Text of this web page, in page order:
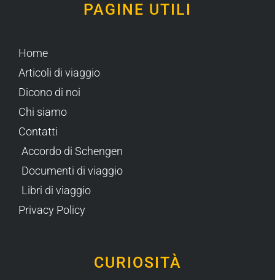
PAGINE UTILI
Home
Articoli di viaggio
Dicono di noi
Chi siamo
Contatti
Accordo di Schengen
Documenti di viaggio
Libri di viaggio
Privacy Policy
CURIOSITÀ